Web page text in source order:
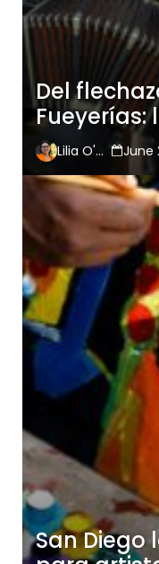
Del
Fueyerías:
Jaurena
Lilia O'Hara June
San Diego